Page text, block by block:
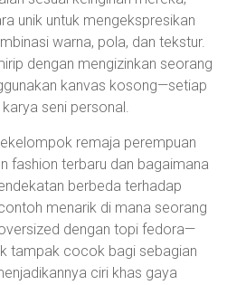
unik untuk mengekspresikan
warna, pola, dan tekstur.
dengan mengizinkan seorang
kanvas kosong—setiap
seni personal.
remaja perempuan
fashion terbaru dan bagaimana
berbeda terhadap
menarik di mana seorang
dengan topi fedora—
tampak cocok bagi sebagian
ciri khas gaya